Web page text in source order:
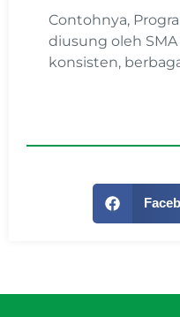
Contohnya,
diusung oleh
konsisten,